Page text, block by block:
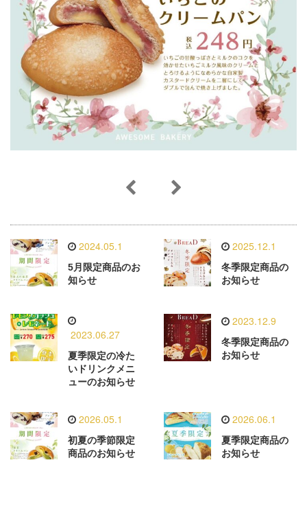
2024.05.1
5月限定商品のお
知らせ
2025.12.1
冬季限定商品の
お知らせ
2023.06.27
夏季限定の冷た
いドリンクメニ
ューのお知らせ
2023.12.9
冬季限定商品の
お知らせ
2026.05.1
初夏の季節限定
商品のお知らせ
2026.06.1
夏季限定商品の
お知らせ